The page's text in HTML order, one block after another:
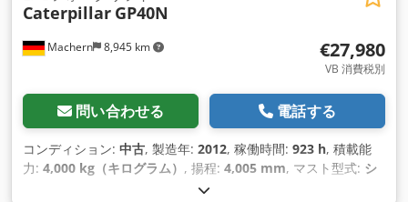
Machern 8,945 km
Caterpillar GP40N
€27,980
VB 消費税別
問い合わせる 電話する
コンディション: 中古, 製造年: 2012, 稼働時間: 923 h, 積載能
力: 4,000 kg（キログラム） , 揚程: 4,005 mm, マスト型式: シ
2,700 mm